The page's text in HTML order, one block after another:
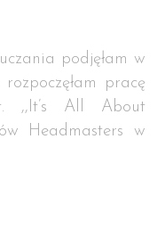
podjęłam w
pracę
,,It’s All About
Headmasters w